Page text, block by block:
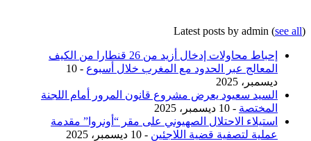
Latest posts by admin (see all)
إحباط محاولات إدخال أزيد من 26 قنطارا من الكيف
المعالج عبر الحدود مع المغرب خلال أسبوع
- 10
ديسمبر، 2025
السيد سعيود يعرض مشروع قانون المرور أمام اللجنة
المختصة - 10 ديسمبر، 2025
استيلاء الاحتلال الصهيوني على مقر “أونروا” مقدمة
عملية لتصفية قضية اللاجئين - 10 ديسمبر، 2025